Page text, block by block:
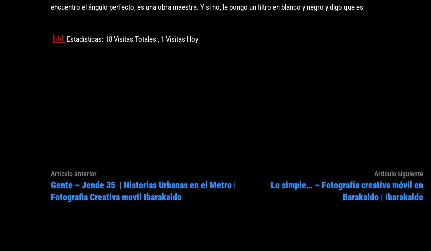
encuentro el ángulo perfecto, es una obra maestra. Y si no, le pongo un filtro en blanco y negro y digo que es
Estadisticas: 18 Visitas Totales , 1 Visitas Hoy
Navegación
de
entradas
Artículo anteriorArtículo
anterior:
Gente – Jende 35 | Historias Urbanas en el Metro |
Fotografia Creativa movil Ibarakaldo
Artículo siguiente
Lo simple… – Fotografía creativa móvil en
Barakaldo | Ibarakaldo